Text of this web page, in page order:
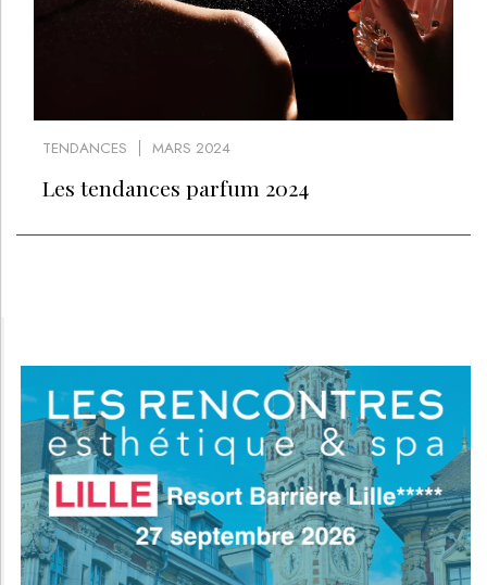
TENDANCES MARS 2024
Les tendances parfum 2024